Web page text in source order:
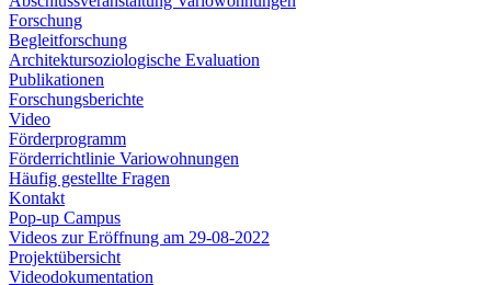
Forschung
Begleitforschung
Architektursoziologische Evaluation
Publikationen
Forschungsberichte
Video
Förderprogramm
Förderrichtlinie Variowohnungen
Häufig gestellte Fragen
Kontakt
Pop-up Campus
Videos zur Eröffnung am 29-08-2022
Projektübersicht
Videodokumentation